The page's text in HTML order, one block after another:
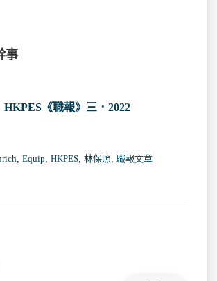
事
HKPES《職報》三．2022
Equip HKPES 林保照 職報文章